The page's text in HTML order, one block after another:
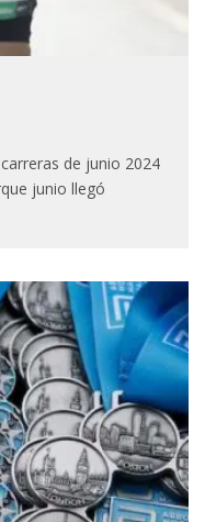
de junio 2024
junio llegó